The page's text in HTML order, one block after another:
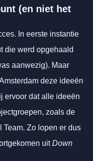
(en niet het
In eerste instantie
die werd opgehaald
aanwezig). Maar
deze ideeën
ervoor dat alle ideeën
zoals de
Team. Zo lopen er dus
uitDown